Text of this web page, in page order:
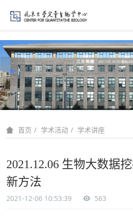
首页 学术活动 学术讲座
2021.12.06 生物大数据
新方法
2021-12-06 10:53:39 563